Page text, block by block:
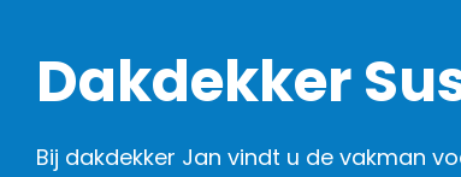
Dakdekker
Bij dakdekker Jan vindt u de vakman